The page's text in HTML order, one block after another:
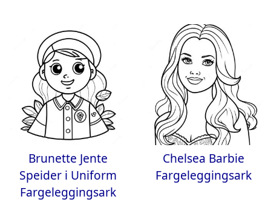
Brunette Jente
Speider i Uniform
Fargeleggingsark
Chelsea Barbie
Fargeleggingsark